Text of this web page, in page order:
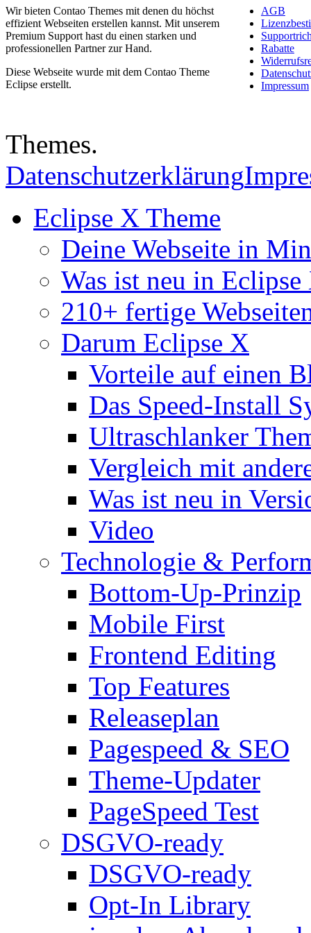
Wir bieten Contao Themes mit denen du höchst
effizient Webseiten erstellen kannst. Mit unserem
Premium Support hast du einen starken und
professionellen Partner zur Hand.
Diese Webseite wurde mit dem Contao Theme
Eclipse erstellt.
AGB
Rabatte
Impressum
Themes.
Datenschutzerklärung
Eclipse X Theme
Deine Webseite in
Was ist neu in Eclipse
210+ fertige
Darum Eclipse X
Vorteile auf einen
Das Speed-Install
Ultraschlanker
Vergleich mit
Was ist neu in
Video
Technologie &
Bottom-Up-Prinzip
Mobile First
Frontend Editing
Top Features
Releaseplan
Pagespeed & SEO
Theme-Updater
PageSpeed Test
DSGVO-ready
DSGVO-ready
Opt-In Library